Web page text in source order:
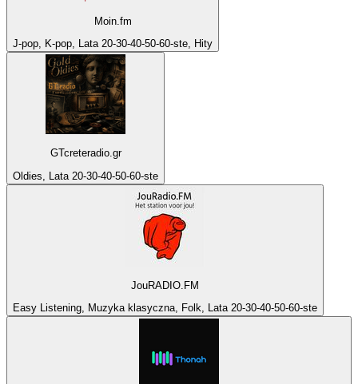
Moin.fm
J-pop, K-pop, Lata 20-30-40-50-60-ste, Hity
GTcreteradio.gr
Oldies, Lata 20-30-40-50-60-ste
JouRADIO.FM
Easy Listening, Muzyka klasyczna, Folk, Lata 20-30-40-50-60-ste